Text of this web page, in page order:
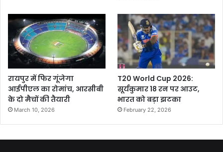
रायपुर में फिर गूंजेगा
आईपीएल का रोमांच, आरसीबी
के दो मैचों की तैयारी
March 10, 2026
T20 World Cup 2026:
सूर्यकुमार 18 रन पर आउट,
भारत को बड़ा झटका
February 22, 2026